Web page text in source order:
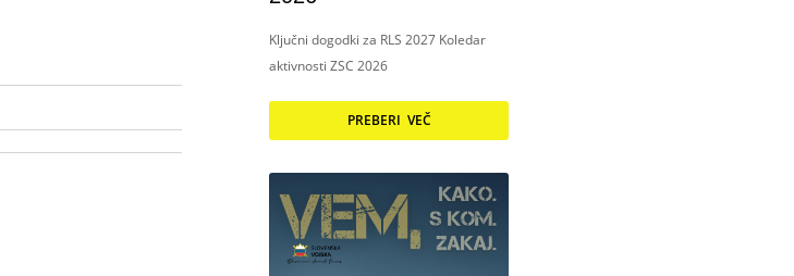
Ključni dogodki za RLS 2027 Koledar
aktivnosti ZSC 2026
PREBERI VEČ